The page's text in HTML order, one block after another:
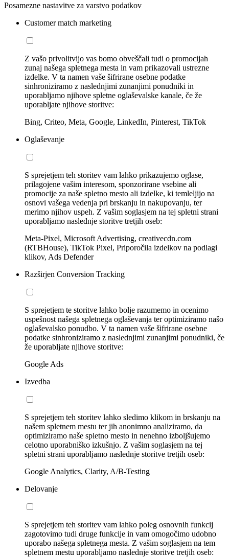
Posamezne nastavitve za varstvo podatkov
Customer match marketing
Z vašo privolitvijo vas bomo obveščali tudi o promocijah
zunaj našega spletnega mesta in vam prikazovali ustrezne
izdelke. V ta namen vaše šifrirane osebne podatke
sinhroniziramo z naslednjimi zunanjimi ponudniki in
uporabljamo njihove spletne oglaševalske kanale, če že
uporabljate njihove storitve:
Bing, Criteo, Meta, Google, LinkedIn, Pinterest, TikTok
Oglaševanje
S sprejetjem teh storitev vam lahko prikazujemo oglase,
prilagojene vašim interesom, sponzorirane vsebine ali
promocije za naše spletno mesto ali izdelke, ki temleljijo na
osnovi vašega vedenja pri brskanju in nakupovanju, ter
merimo njihov uspeh. Z vašim soglasjem na tej spletni strani
uporabljamo naslednje storitve tretjih oseb:
Meta-Pixel, Microsoft Advertising, creativecdn.com
(RTBHouse), TikTok Pixel, Priporočila izdelkov na podlagi
klikov, Ads Defender
Razširjen Conversion Tracking
S sprejetjem te storitve lahko bolje razumemo in ocenimo
uspešnost našega spletnega oglaševanja ter optimiziramo našo
oglaševalsko ponudbo. V ta namen vaše šifrirane osebne
podatke sinhroniziramo z naslednjimi zunanjimi ponudniki, če
že uporabljate njihove storitve:
Google Ads
Izvedba
S sprejetjem teh storitev lahko sledimo klikom in brskanju na
našem spletnem mestu ter jih anonimno analiziramo, da
optimiziramo naše spletno mesto in nenehno izboljšujemo
celotno uporabniško izkušnjo. Z vašim soglasjem na tej
spletni strani uporabljamo naslednje storitve tretjih oseb:
Google Analytics, Clarity, A/B-Testing
Delovanje
S sprejetjem teh storitev vam lahko poleg osnovnih funkcij
zagotovimo tudi druge funkcije in vam omogočimo udobno
uporabo našega spletnega mesta. Z vašim soglasjem na tem
spletnem mestu uporabljamo naslednje storitve tretjih oseb: